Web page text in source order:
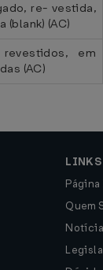
re- vestida,
(blank) (AC)
em
(AC)
LINKS
Quem